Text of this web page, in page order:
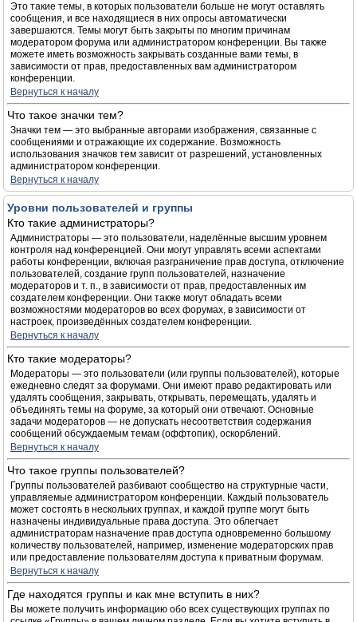
Это такие темы, в которых пользователи больше не могут оставлять
сообщения, и все находящиеся в них опросы автоматически
завершаются. Темы могут быть закрыты по многим причинам
модератором форума или администратором конференции. Вы также
можете иметь возможность закрывать созданные вами темы, в
зависимости от прав, предоставленных вам администратором
конференции.
Вернуться к началу
Что такое значки тем?
Значки тем — это выбранные авторами изображения, связанные с
сообщениями и отражающие их содержание. Возможность
использования значков тем зависит от разрешений, установленных
администратором конференции.
Вернуться к началу
Уровни пользователей и группы
Кто такие администраторы?
Администраторы — это пользователи, наделённые высшим уровнем
контроля над конференцией. Они могут управлять всеми аспектами
работы конференции, включая разграничение прав доступа, отключение
пользователей, создание групп пользователей, назначение
модераторов и т. п., в зависимости от прав, предоставленных им
создателем конференции. Они также могут обладать всеми
возможностями модераторов во всех форумах, в зависимости от
настроек, произведённых создателем конференции.
Вернуться к началу
Кто такие модераторы?
Модераторы — это пользователи (или группы пользователей), которые
ежедневно следят за форумами. Они имеют право редактировать или
удалять сообщения, закрывать, открывать, перемещать, удалять и
объединять темы на форуме, за который они отвечают. Основные
задачи модераторов — не допускать несоответствия содержания
сообщений обсуждаемым темам (оффтопик), оскорблений.
Вернуться к началу
Что такое группы пользователей?
Группы пользователей разбивают сообщество на структурные части,
управляемые администратором конференции. Каждый пользователь
может состоять в нескольких группах, и каждой группе могут быть
назначены индивидуальные права доступа. Это облегчает
администраторам назначение прав доступа одновременно большому
количеству пользователей, например, изменение модераторских прав
или предоставление пользователям доступа к приватным форумам.
Вернуться к началу
Где находятся группы и как мне вступить в них?
Вы можете получить информацию обо всех существующих группах по